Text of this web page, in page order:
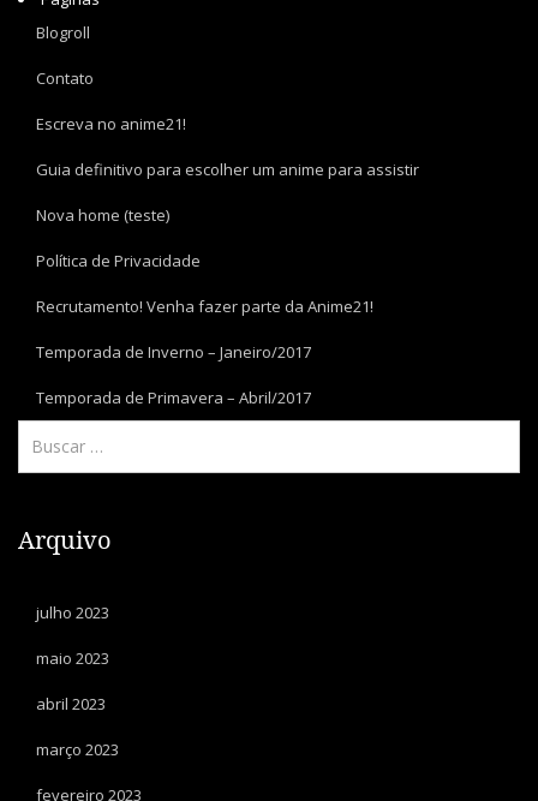
Blogroll
Contato
Escreva no anime21!
Guia definitivo para escolher um anime para assistir
Nova home (teste)
Política de Privacidade
Recrutamento! Venha fazer parte da Anime21!
Temporada de Inverno – Janeiro/2017
Temporada de Primavera – Abril/2017
Arquivo
julho 2023
maio 2023
abril 2023
março 2023
fevereiro 2023